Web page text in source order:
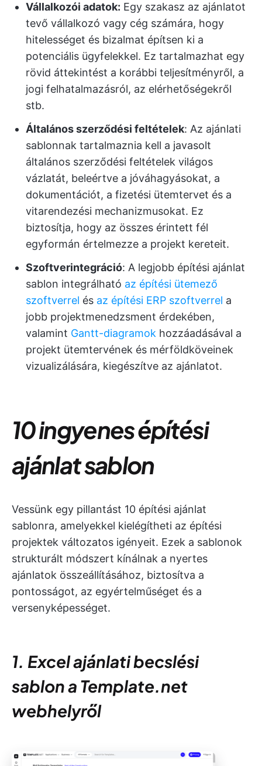
Vállalkozói adatok: Egy szakasz az ajánlatot
tevő vállalkozó vagy cég számára, hogy
hitelességet és bizalmat építsen ki a
potenciális ügyfelekkel. Ez tartalmazhat egy
rövid áttekintést a korábbi teljesítményről, a
jogi felhatalmazásról, az elérhetőségekről
stb.
Általános szerződési feltételek: Az ajánlati
sablonnak tartalmaznia kell a javasolt
általános szerződési feltételek világos
vázlatát, beleértve a jóváhagyásokat, a
dokumentációt, a fizetési ütemtervet és a
vitarendezési mechanizmusokat. Ez
biztosítja, hogy az összes érintett fél
egyformán értelmezze a projekt kereteit.
Szoftverintegráció: A legjobb építési ajánlat
sablon integrálható az építési ütemező
szoftverrel és az építési ERP szoftverrel a
jobb projektmenedzsment érdekében,
valamint Gantt-diagramok hozzáadásával a
projekt ütemtervének és mérföldköveinek
vizualizálására, kiegészítve az ajánlatot.
10 ingyenes építési
ajánlat sablon
Vessünk egy pillantást 10 építési ajánlat
sablonra, amelyekkel kielégítheti az építési
projektek változatos igényeit. Ezek a sablonok
strukturált módszert kínálnak a nyertes
ajánlatok összeállításához, biztosítva a
pontosságot, az egyértelműséget és a
versenyképességet.
1. Excel ajánlati becslési
sablon a Template.net
webhelyről